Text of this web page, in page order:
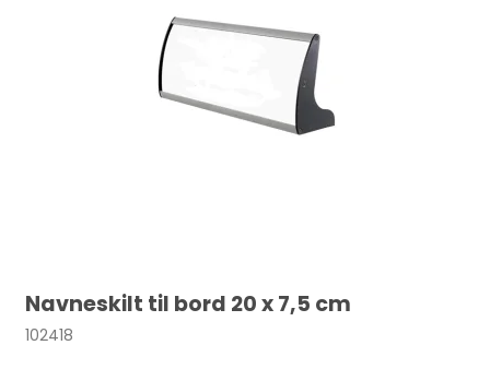
Navneskilt til bord 20 x 7,5 cm
102418